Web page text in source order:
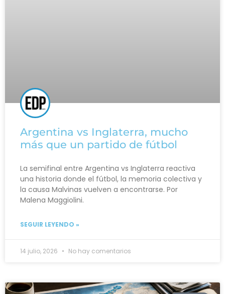
Argentina vs Inglaterra, mucho
más que un partido de fútbol
La semifinal entre Argentina vs Inglaterra reactiva
una historia donde el fútbol, la memoria colectiva y
la causa Malvinas vuelven a encontrarse. Por
Malena Maggiolini.
SEGUIR LEYENDO »
14 julio, 2026 No hay comentarios